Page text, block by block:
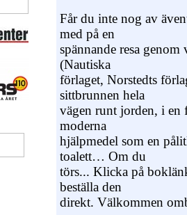
Får du inte nog av
med på en
spännande resa
(Nautiska
förlaget, Norstedts
sittbrunnen hela
vägen runt jorden, i en
moderna
hjälpmedel som en
toalett… Om du
törs... Klicka på
beställa den
direkt. Välkommen